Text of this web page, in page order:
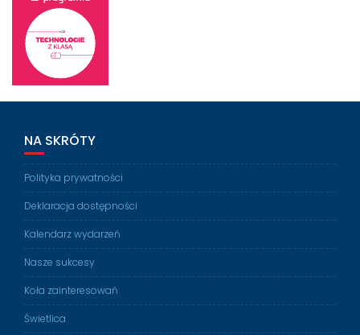
NA SKRÓTY
Polityka prywatności
Deklaracja dostępności
Kalendarz wydarzeń
Nasze sukcesy
Koła zainteresowań
Świetlica